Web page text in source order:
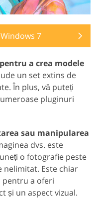
7
a crea modele
un set extins de
În plus, vă puteți
pluginuri
sau manipularea
dvs. este
o fotografie peste
nelimitat. Este chiar
pentru a oferi
și un aspect vizual.